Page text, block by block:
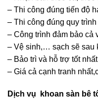
– Thi công đúng tiến độ
– Thi công đúng quy trình
– Công trình đảm bảo cả
– Vệ sinh,… sạch sẽ sau
– Bảo trì và hỗ trợ tốt
– Giá cả cạnh tranh
Dịch vụ khoan sàn bê